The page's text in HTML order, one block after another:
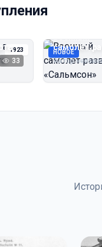
1923
33
НОВОЕ
Военный
Автор